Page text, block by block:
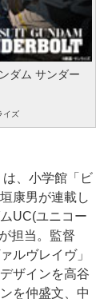
ダム サンダー
イズ
、小学館「ビ
康男が連載し
UC(ユニコー
担当。監督
ルヴレイヴ」
ザインを高谷
を仲盛文、中